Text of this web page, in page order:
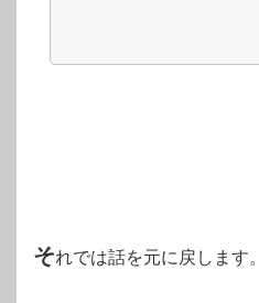
それでは話を元に戻します。